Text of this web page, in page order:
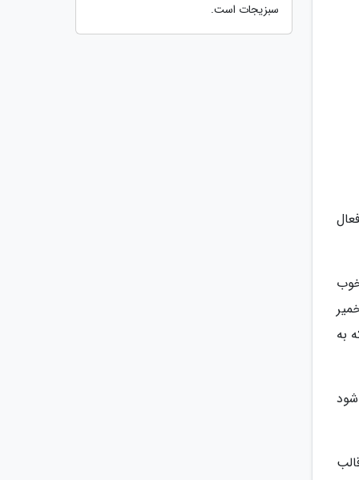
و خوب
به خمیر
به
سبزیجات است.